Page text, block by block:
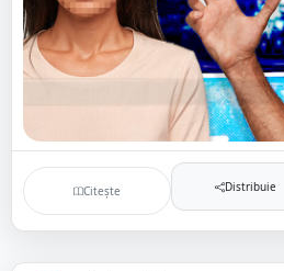
Citește Distribuie